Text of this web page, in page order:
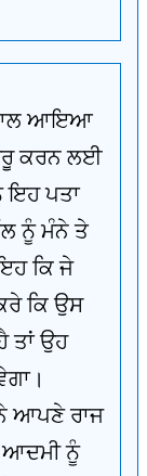
ਆਇਆ
ਕਰਨ ਲਈ
ਇਹ ਪਤਾ
ਨੂੰ ਮੰਨੇ ਤੇ
ਕਿ ਜੇ
ਕਿ ਉਸ
ਤਾਂ ਉਹ
ਆਪਣੇ ਰਾਜ
ਆਦਮੀ ਨੂੰ